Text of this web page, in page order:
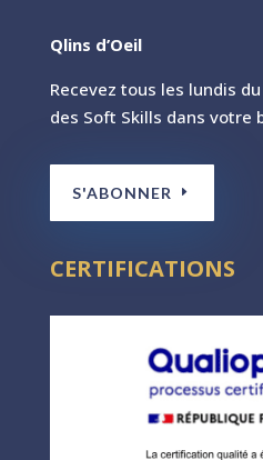
Qlins d’Oeil
Recevez tous les lundis
des Soft Skills dans votre
S'ABONNER
CERTIFICATIONS